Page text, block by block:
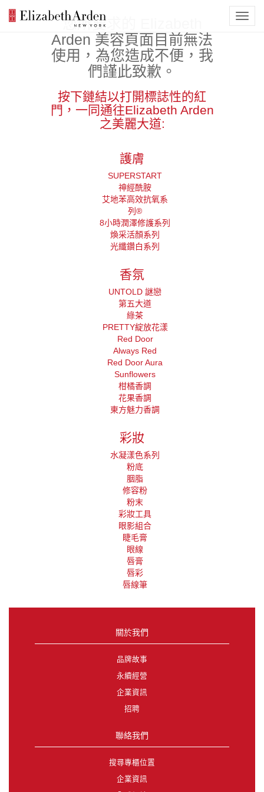
您所要求的 Elizabeth
Arden 美容頁面目前無法
使用，為您造成不便，我
們謹此致歉。
按下鏈結以打開標誌性的紅
門，一同通往Elizabeth Arden
之美麗大道:
護膚
SUPERSTART
神經酰胺
艾地苯高效抗氧系
列®
8小時潤澤修護系列
煥采活顏系列
光纖鑽白系列
香氛
UNTOLD 謎戀
第五大道
綠茶
PRETTY綻放花漾
Red Door
Always Red
Red Door Aura
Sunflowers
柑橘香調
花果香調
東方魅力香調
彩妝
水凝漾色系列
粉底
胭脂
修容粉
粉末
彩妝工具
眼影組合
睫毛膏
眼線
唇膏
唇彩
唇線筆
關於我們
品牌故事
永續經營
企業資訊
招聘
聯絡我們
搜尋專櫃位置
企業資訊